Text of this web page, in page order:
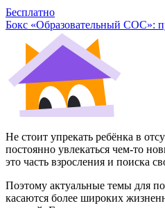
Бесплатно
Бокс «Образовательный СОС»:
Не стоит упрекать ребёнка в
постоянно увлекаться чем-то
это часть взросления и поиска
Поэтому актуальные темы для
касаются более широких